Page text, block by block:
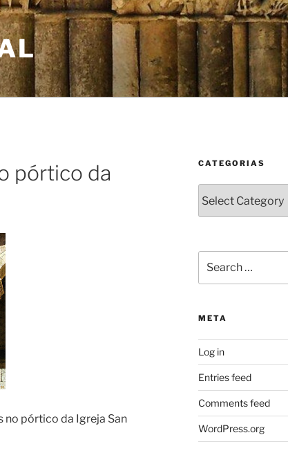
pórtico da
no pórtico da Igreja San
CATEGORIAS
for:
META
Log in
Entries feed
Comments feed
WordPress.org